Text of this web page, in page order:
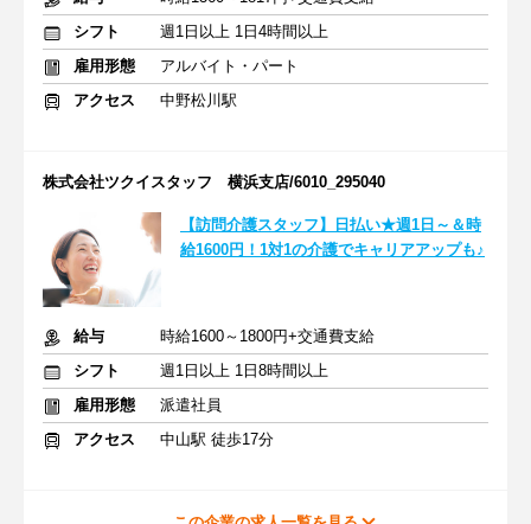
シフト
週1日以上 1日4時間以上
雇用形態
アルバイト・パート
アクセス
中野松川駅
株式会社ツクイスタッフ 横浜支店/6010_295040
【訪問介護スタッフ】日払い★週1日～＆時
給1600円！1対1の介護でキャリアアップも♪
給与
時給1600～1800円+交通費支給
シフト
週1日以上 1日8時間以上
雇用形態
派遣社員
アクセス
中山駅 徒歩17分